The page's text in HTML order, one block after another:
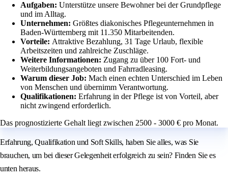
Aufgaben: Unterstütze unsere Bewohner bei der Grundpflege
und im Alltag.
Unternehmen: Größtes diakonisches Pflegeunternehmen in
Baden-Württemberg mit 11.350 Mitarbeitenden.
Vorteile: Attraktive Bezahlung, 31 Tage Urlaub, flexible
Arbeitszeiten und zahlreiche Zuschläge.
Weitere Informationen: Zugang zu über 100 Fort- und
Weiterbildungsangeboten und Fahrradleasing.
Warum dieser Job: Mach einen echten Unterschied im Leben
von Menschen und übernimm Verantwortung.
Qualifikationen: Erfahrung in der Pflege ist von Vorteil, aber
nicht zwingend erforderlich.
Das prognostizierte Gehalt liegt zwischen 2500 - 3000 € pro Monat.
Erfahrung, Qualifikation und Soft Skills, haben Sie alles, was Sie
brauchen, um bei dieser Gelegenheit erfolgreich zu sein? Finden Sie es
unten heraus.